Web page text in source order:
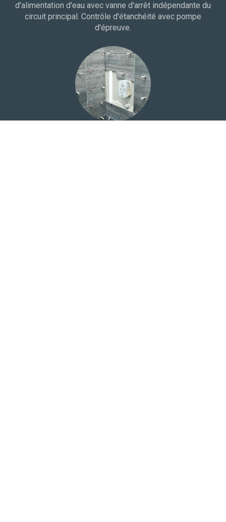
d'alimentation d'eau avec vanne d'arrêt indépendante du
circuit principal. Contrôle d'étanchéité avec pompe
d'épreuve.